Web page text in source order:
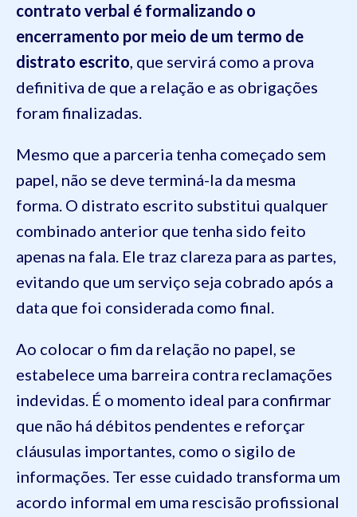
contrato verbal é formalizando o
encerramento por meio de um termo de
distrato escrito, que servirá como a prova
definitiva de que a relação e as obrigações
foram finalizadas.
Mesmo que a parceria tenha começado sem
papel, não se deve terminá-la da mesma
forma. O distrato escrito substitui qualquer
combinado anterior que tenha sido feito
apenas na fala. Ele traz clareza para as partes,
evitando que um serviço seja cobrado após a
data que foi considerada como final.
Ao colocar o fim da relação no papel, se
estabelece uma barreira contra reclamações
indevidas. É o momento ideal para confirmar
que não há débitos pendentes e reforçar
cláusulas importantes, como o sigilo de
informações. Ter esse cuidado transforma um
acordo informal em uma rescisão profissional